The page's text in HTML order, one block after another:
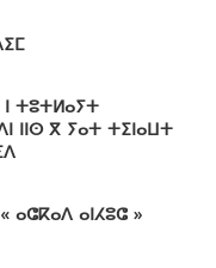
ⵜⵓⵜⵍⴰⵢⵜ
ⵏⵏⵙ ⴳ ⵢⴰⵜ ⵜⵉⵏⴰⵡⵜ
ⴰⵏⵃⵓⵛ »